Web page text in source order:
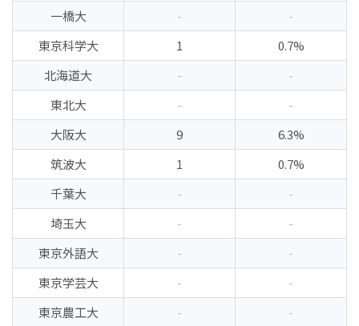
一橋大
-
-
東京科学大
1
0.7%
北海道大
-
-
東北大
-
-
大阪大
9
6.3%
筑波大
1
0.7%
千葉大
-
-
埼玉大
-
-
東京外語大
-
-
東京学芸大
-
-
東京農工大
-
-